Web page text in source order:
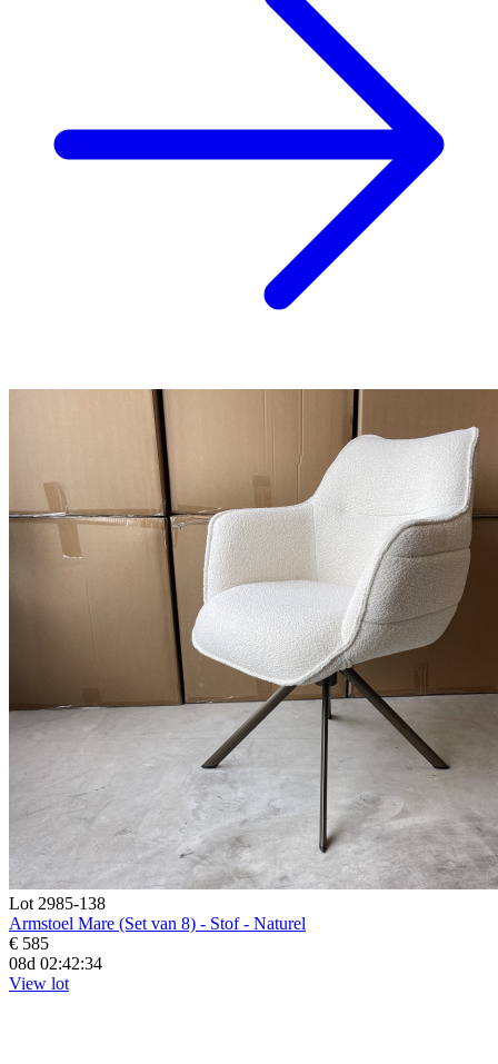
Lot 2985-138
Armstoel Mare (Set van 8) - Stof - Naturel
€ 585
08d 02:42:33
View lot